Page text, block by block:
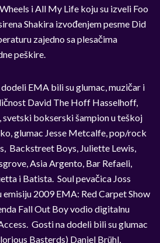
i All My Life koju su izveli Foo
Shakira izvođenjem pesme Did
zajedno sa plesačima
peškire.
EMA bili su glumac, muzičar i
David The Hoff Hasselhoff,
svetski bokserski šampion u teškoj
glumac Jesse Metcalfe, pop/rock
Backstreet Boys, Juliette Lewis,
Asia Argento, Bar Refaeli,
i Batista. Soul pevačica Joss
2009 EMA: Red Carpet Show
Fall Out Boy vodio digitalnu
Gosti na dodeli bili su glumac
Basterds) Daniel Brühl,